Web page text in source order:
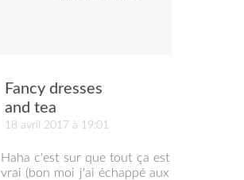
Fancy dresses
and tea
18 avril 2017 à 19:01
Haha c'est sur que tout ça est
vrai (bon moi j'ai échappé aux